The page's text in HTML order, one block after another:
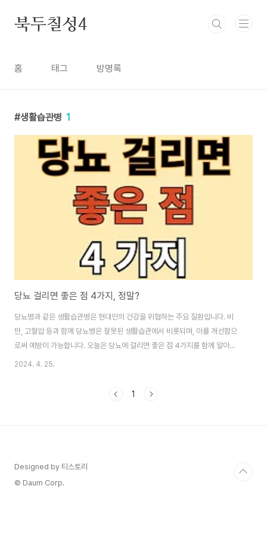
북두칠성4
홈 태그 방명록
생활습관병 1
당뇨 걸리면 좋은 점 4가지, 정말?
당뇨병과 같은 생활습관병은 현대인의 건강을 위협하는 주요 질환입니다. 비
만, 고혈압 등과 함께 당뇨병은 잘못된 생활습관에서 비롯되며, 이를 개선함으
로써 예방이 가능합니다. 오늘은 당뇨에 걸리면 좋은 점 4가지를 함께 알아보
겠습니다. 부제: "당뇨병, 예방은 생활습관에서 시작됩니다"이 글의 순서0. 이
방 2.2 조화로운 생활습관 2.3 일의 능률향상 2.4 가족건강의 지킴이3. 결론
2024. 4. 25.
1
Designed by 티스토리
© Daum Corp.